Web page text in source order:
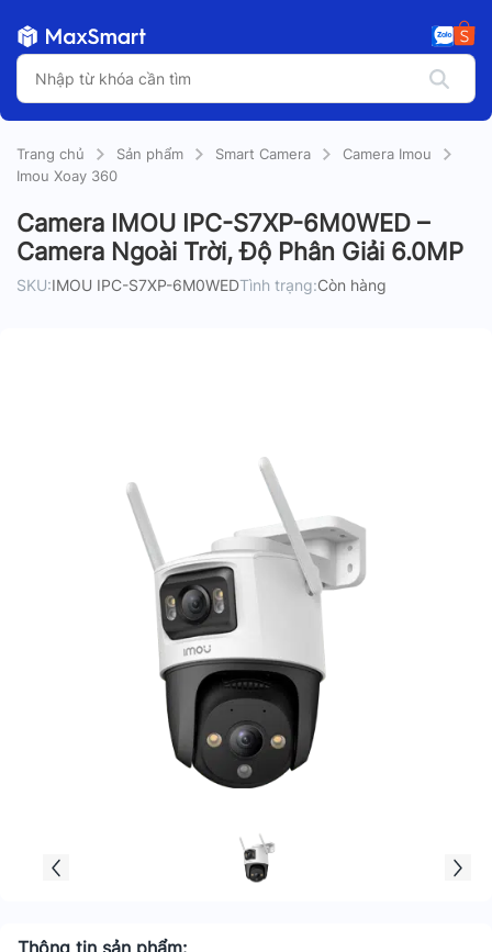
Trang chủ Sản phẩm Smart Camera
Camera Imou
Imou Xoay 360
Camera IMOU IPC-S7XP-6M0WED –
Camera Ngoài Trời, Độ Phân Giải 6.0MP
SKU:IMOU IPC-S7XP-6M0WEDTình trạng:Còn hàng
Thông tin sản phẩm: